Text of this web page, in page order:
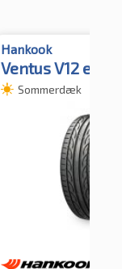
Hankook
Ventus V12 evo2
Sommerdæk